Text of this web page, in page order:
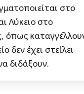
στο
Λύκειο στο
όπως
δεν έχει στείλει
διδάξουν.